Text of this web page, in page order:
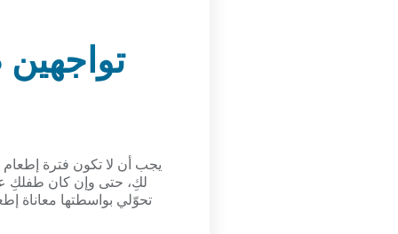
يجب أن لا تكون فترة
لكِ، حتى وإن كان طفلكِ
تحوّلي بواسطتها معاناة